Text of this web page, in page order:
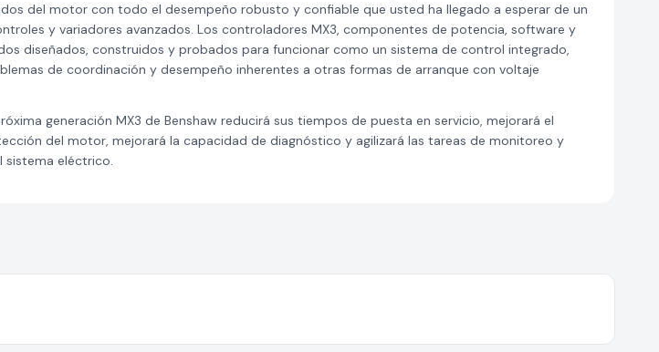
del motor con todo el desempeño robusto y confiable que usted ha llegado a esperar de un
y variadores avanzados. Los controladores MX3, componentes de potencia, software y
diseñados, construidos y probados para funcionar como un sistema de control integrado,
de coordinación y desempeño inherentes a otras formas de arranque con voltaje
generación MX3 de Benshaw reducirá sus tiempos de puesta en servicio, mejorará el
del motor, mejorará la capacidad de diagnóstico y agilizará las tareas de monitoreo y
sistema eléctrico.